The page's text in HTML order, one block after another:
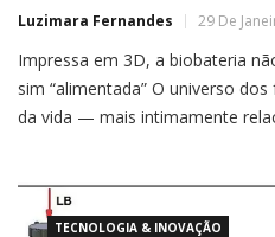
Luzimara Fernandes 29 De
Impressa em 3D, a biobateria
sim “alimentada” O universo
da vida — mais intimamente
unicelular ao maior organismo
TECNOLOGIA & INOVAÇÃO